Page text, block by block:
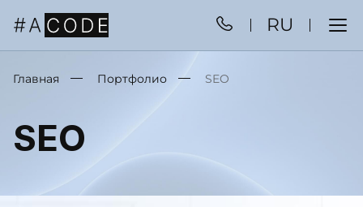
RU
Главная Портфолио SEO
SEO